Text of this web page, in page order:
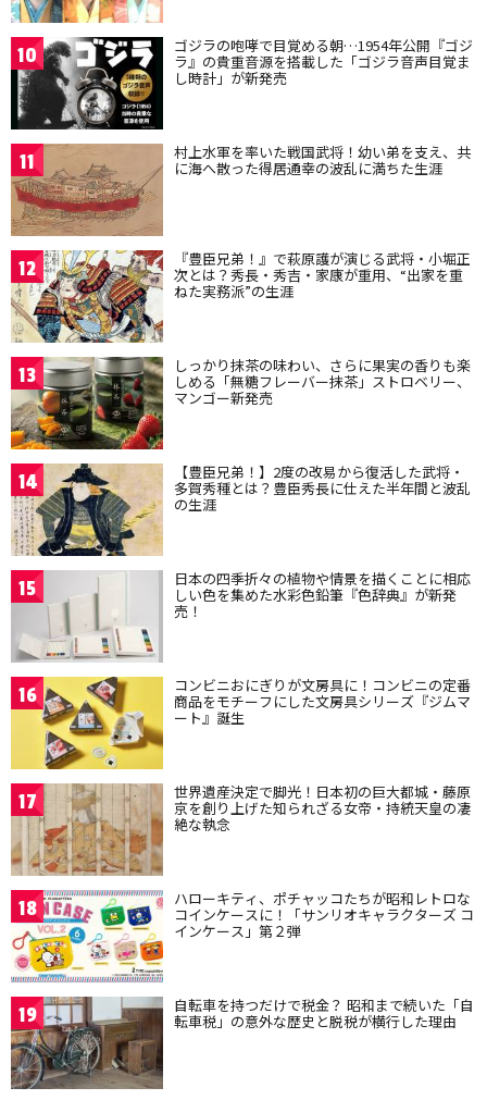
10 ゴジラの咆哮で目覚める朝…1954年公開『ゴジ
ラ』の貴重音源を搭載した「ゴジラ音声目覚ま
し時計」が新発売
11 村上水軍を率いた戦国武将！幼い弟を支え、共
に海へ散った得居通幸の波乱に満ちた生涯
12 『豊臣兄弟！』で萩原護が演じる武将・小堀正
次とは？秀長・秀吉・家康が重用、“出家を重
ねた実務派”の生涯
13 しっかり抹茶の味わい、さらに果実の香りも楽
しめる「無糖フレーバー抹茶」ストロベリー、
マンゴー新発売
14 【豊臣兄弟！】2度の改易から復活した武将・
多賀秀種とは？豊臣秀長に仕えた半年間と波乱
の生涯
15 日本の四季折々の植物や情景を描くことに相応
しい色を集めた水彩色鉛筆『色辞典』が新発
売！
16 コンビニおにぎりが文房具に！コンビニの定番
商品をモチーフにした文房具シリーズ『ジムマ
ート』誕生
17 世界遺産決定で脚光！日本初の巨大都城・藤原
京を創り上げた知られざる女帝・持統天皇の凄
絶な執念
18 ハローキティ、ポチャッコたちが昭和レトロな
コインケースに！「サンリオキャラクターズ コ
インケース」第２弾
19 自転車を持つだけで税金？ 昭和まで続いた「自
転車税」の意外な歴史と脱税が横行した理由